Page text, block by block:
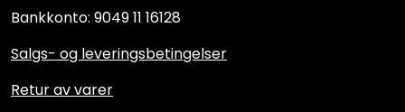
Bankkonto: 9049 11 16128
Salgs- og leveringsbetingelser
Retur av varer